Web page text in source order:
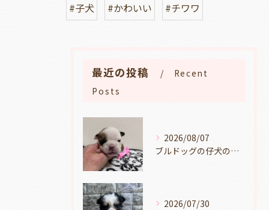
#子犬
#かわいい #チワワ
最近の投稿
Recent
Posts
2026/08/07
ブルドッグの仔犬のお目目があきました👀💑🐶岐阜県養老町のブリーダーワンダフルパピーです。
2026/07/30